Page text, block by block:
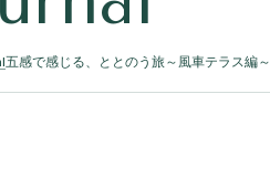
五感で感じる、ととのう旅～風車テラス編～